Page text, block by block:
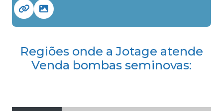
Regiões onde a Jotage atende
Venda bombas seminovas: